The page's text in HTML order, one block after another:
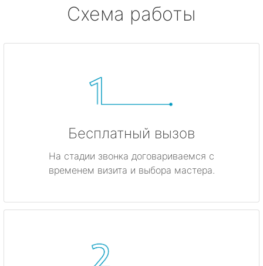
Схема работы
Бесплатный вызов
На стадии звонка договариваемся с
временем визита и выбора мастера.